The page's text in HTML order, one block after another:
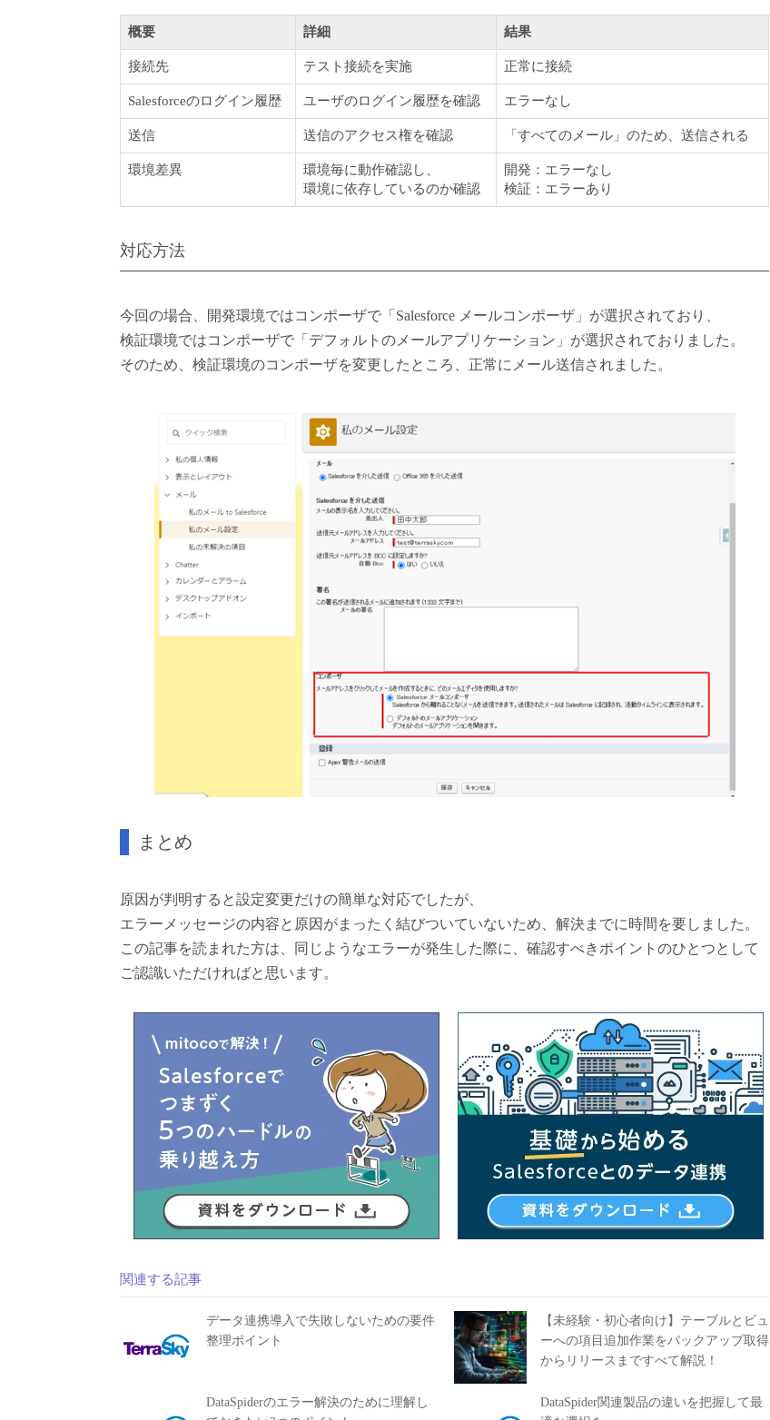
概要 詳細 結果
接続先 テスト接続を実施 正常に接続
Salesforceのログイン履歴 ユーザのログイン履歴を確認 エラーなし
送信 送信のアクセス権を確認 「すべてのメール」のため、送信される
環境差異
環境毎に動作確認し、
環境に依存しているのか確認
開発：エラーなし
検証：エラーあり
対応方法
今回の場合、開発環境ではコンポーザで「Salesforce メールコンポーザ」が選択されており、
検証環境ではコンポーザで「デフォルトのメールアプリケーション」が選択されておりました。
そのため、検証環境のコンポーザを変更したところ、正常にメール送信されました。
まとめ
原因が判明すると設定変更だけの簡単な対応でしたが、
エラーメッセージの内容と原因がまったく結びついていないため、解決までに時間を要しました。
この記事を読まれた方は、同じようなエラーが発生した際に、確認すべきポイントのひとつとして
ご認識いただければと思います。
関連する記事
データ連携導入で失敗しないための要件
整理ポイント
【未経験・初心者向け】テーブルとビュ
ーへの項目追加作業をバックアップ取得
からリリースまですべて解説！
DataSpiderのエラー解決のために理解し
DataSpider関連製品の違いを把握して最